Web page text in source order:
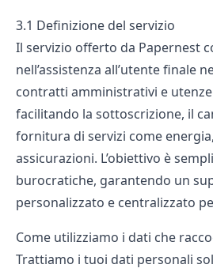
3.1 Definizione del servizio
Il servizio offerto da Papernest
nell’assistenza all’utente finale
contratti amministrativi e
facilitando la sottoscrizione, il
fornitura di servizi come
assicurazioni. L’obiettivo è
burocratiche, garantendo un
personalizzato e centralizzato
Come utilizziamo i dati che
Trattiamo i tuoi dati personali